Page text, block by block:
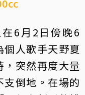
6月2日傍晚6
人歌手天野夏
，突然再度大量
倒地。在場的